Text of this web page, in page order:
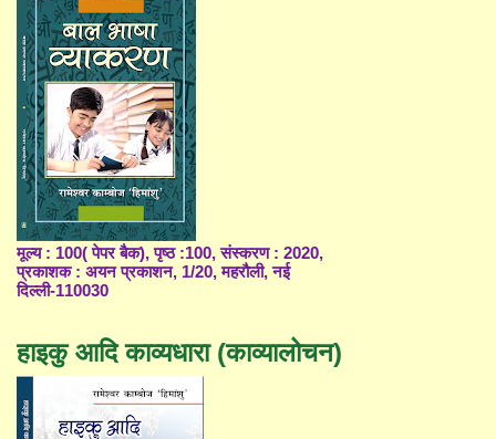
मूल्य : 100( पेपर बैक), पृष्ठ :100, संस्करण : 2020,
प्रकाशक : अयन प्रकाशन, 1/20, महरौली, नई
दिल्ली-110030
हाइकु आदि काव्यधारा (काव्यालोचन)